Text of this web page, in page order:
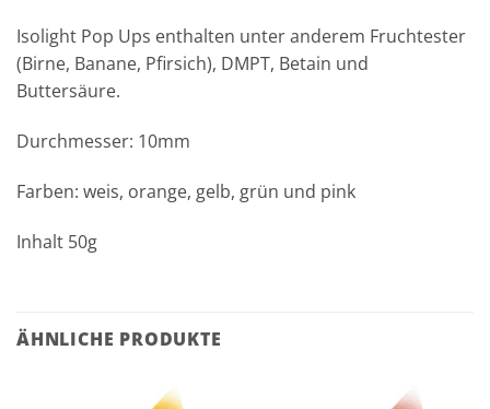
Isolight Pop Ups enthalten unter anderem Fruchtester
(Birne, Banane, Pfirsich), DMPT, Betain und
Buttersäure.
Durchmesser: 10mm
Farben: weis, orange, gelb, grün und pink
Inhalt 50g
ÄHNLICHE PRODUKTE